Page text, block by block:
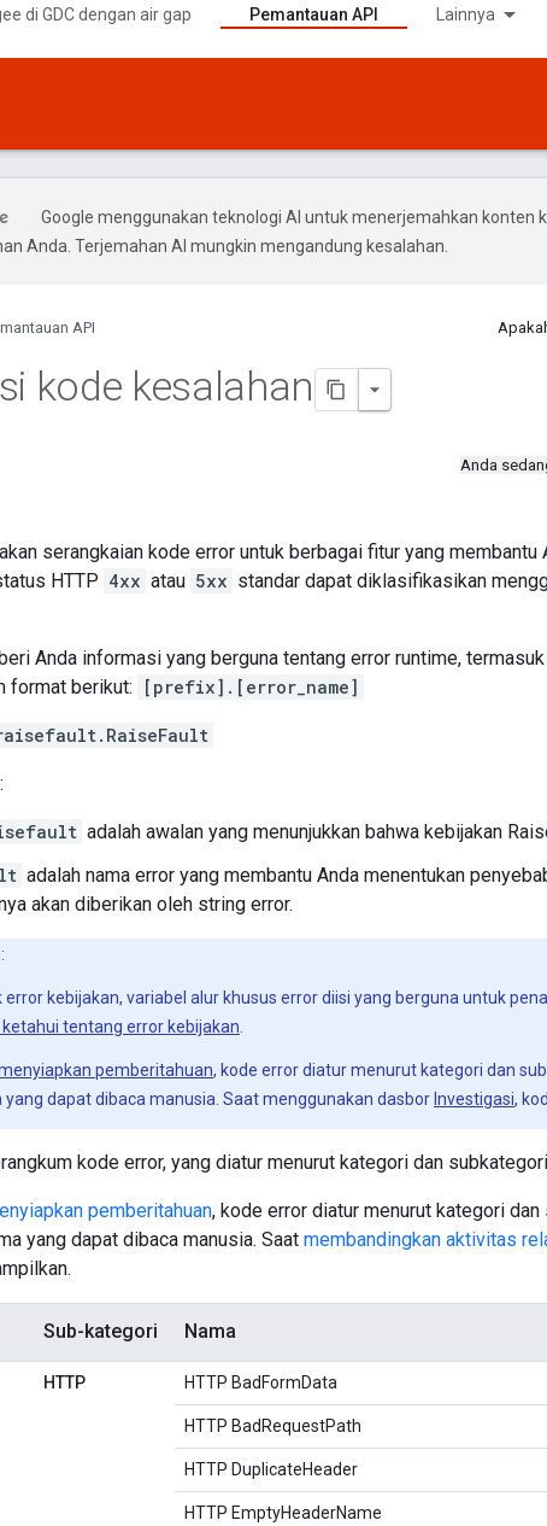
di GDC dengan air gap Pemantauan API Lainnya
Google menggunakan teknologi AI untuk menerjemahkan konten
Anda. Terjemahan AI mungkin mengandung kesalahan.
API
kode kesalahan
Anda
serangkaian kode error untuk berbagai fitur yang membantu
HTTP 4xx atau 5xx standar dapat diklasifikasikan
Anda informasi yang berguna tentang error runtime,
format berikut:
[prefix].[error_name]
adalah awalan yang menunjukkan bahwa kebijakan
adalah nama error yang membantu Anda menentukan
akan diberikan oleh string error.
:
error kebijakan, variabel alur khusus error diisi yang berguna untuk
tentang error kebijakan
pemberitahuan, kode error diatur menurut kategori dan
yang dapat dibaca manusia. Saat menggunakan dasbor Investigasi,
kode error, yang diatur menurut kategori dan
pemberitahuan, kode error diatur menurut kategori
yang dapat dibaca manusia. Saat membandingkan aktivitas
Sub-kategori Nama
HTTP HTTP BadFormData
HTTP BadRequestPath
HTTP DuplicateHeader
HTTP EmptyHeaderName